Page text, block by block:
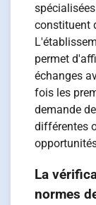
constituent
permet
échanges
fois les
demande
différentes
La
normes